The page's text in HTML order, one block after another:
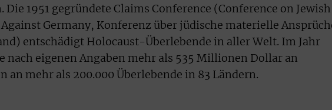
Die 1951 gegründete Claims Conference (Conference on Jewish
Germany, Konferenz über jüdische materielle
entschädigt Holocaust-Überlebende in aller Welt. Im Jahr
nach eigenen Angaben mehr als 535 Millionen Dollar an
an mehr als 200.000 Überlebende in 83 Ländern.